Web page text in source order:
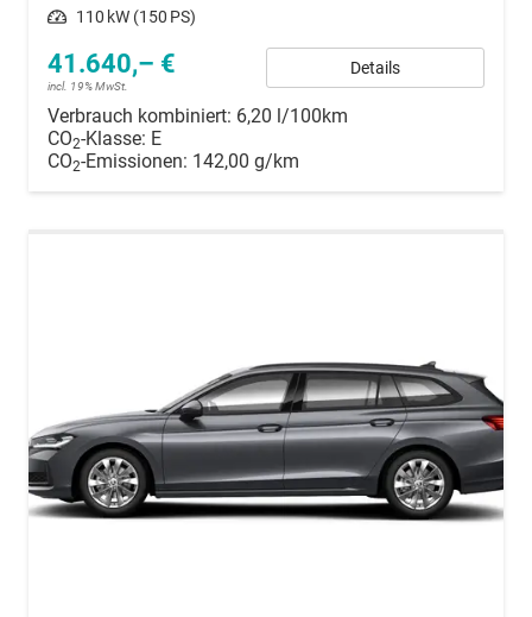
Leistung 110 kW (150 PS)
41.640,– €
incl. 19% MwSt.
Details
Verbrauch kombiniert: 6,20 l/100km
CO2-Klasse: E
CO2-Emissionen: 142,00 g/km